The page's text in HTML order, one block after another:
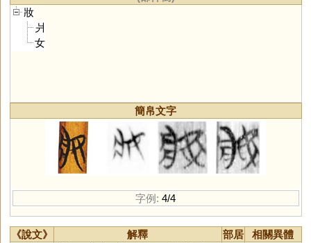
妝
爿
女
簡帛文字
字例: 4/4
《說文》 解釋 部居
相關異體